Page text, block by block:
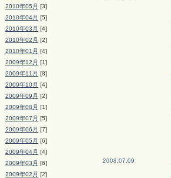
2010年05月 [3]
2010年04月 [5]
2010年03月 [4]
2010年02月 [2]
2010年01月 [4]
2009年12月 [1]
2009年11月 [8]
2009年10月 [4]
2009年09月 [2]
2009年08月 [1]
2009年07月 [5]
2009年06月 [7]
2009年05月 [6]
2009年04月 [4]
2009年03月 [6]
2009年02月 [2]
2008.07.09